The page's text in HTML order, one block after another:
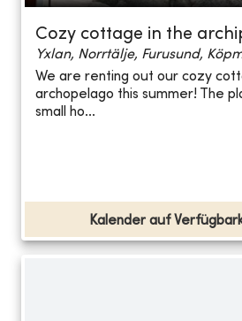
Cozy cottage in the
Yxlan, Norrtälje, Furusund,
We are renting out our cozy
archopelago this summer! The
small ho...
Kalender auf